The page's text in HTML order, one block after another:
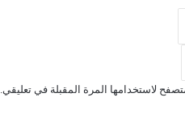
لاستخدامها المرة المقبلة في تعليقي.